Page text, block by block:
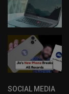
SOCIAL MEDIA